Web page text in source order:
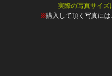
実際の写真サイズ
※購入して頂く写真には